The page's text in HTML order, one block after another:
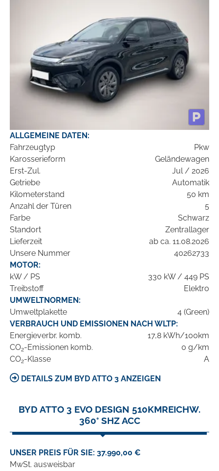
ALLGEMEINE DATEN:
Fahrzeugtyp
Pkw
Karosserieform
Geländewagen
Erst-Zul.
Jul / 2026
Getriebe
Automatik
Kilometerstand
50 km
Anzahl der Türen
5
Farbe
Schwarz
Standort
Zentrallager
Lieferzeit
ab ca. 11.08.2026
Unsere Nummer
40262733
MOTOR:
kW / PS
330 kW / 449 PS
Treibstoff
Elektro
UMWELTNORMEN:
Umweltplakette
4 (Green)
VERBRAUCH UND EMISSIONEN NACH WLTP:
Energieverbr. komb.
17,8 kWh/100km
CO2-Emissionen komb.
0 g/km
CO2-Klasse A
DETAILS ZUM BYD ATTO 3 ANZEIGEN
BYD ATTO 3 EVO DESIGN 510KMREICHW.
360° SHZ ACC
UNSER PREIS FÜR SIE: 37.990,00 €
MwSt. ausweisbar